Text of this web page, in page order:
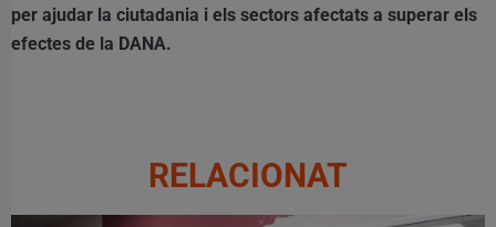
per ajudar la ciutadania i els sectors afectats a superar els
efectes de la DANA.
RELACIONAT